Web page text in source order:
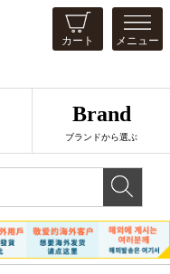
カート メニュー
Brand
ブランドから選ぶ